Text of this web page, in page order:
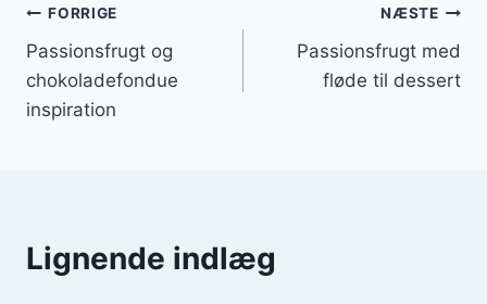
Indlægsnavigation
FORRIGE
Passionsfrugt og
chokoladefondue
inspiration
NÆSTE
Passionsfrugt med
fløde til dessert
Lignende indlæg